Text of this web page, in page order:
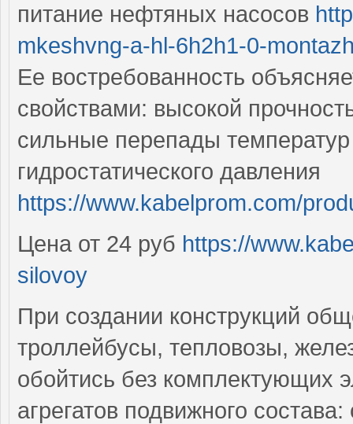
питание нефтяных насосов
mkeshvng-a-hl-6h2h1-0-
Ее востребованность
свойствами: высокой
сильные перепады
гидростатического давления
https://www.kabelprom.com/
Цена от 24 руб https://
silovoy
При создании конструкций
троллейбусы, тепловозы,
обойтись без комплектующих
агрегатов подвижного